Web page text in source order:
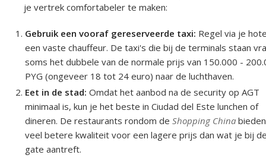
je vertrek comfortabeler te maken:
Gebruik een vooraf gereserveerde taxi: Regel via je
een vaste chauffeur. De taxi's die bij de terminals staan
soms het dubbele van de normale prijs van 150.000 -
PYG (ongeveer 18 tot 24 euro) naar de luchthaven.
Eet in de stad: Omdat het aanbod na de security op AGT
minimaal is, kun je het beste in Ciudad del Este lunchen of
dineren. De restaurants rondom deShopping China bieden
veel betere kwaliteit voor een lagere prijs dan wat je bij
gate aantreft.